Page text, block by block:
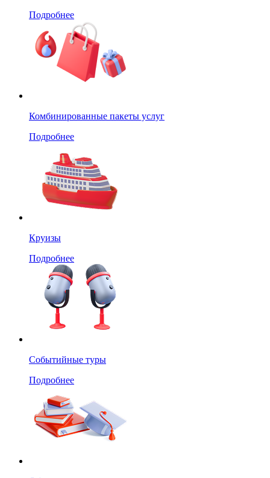
Подробнее
Комбинированные пакеты услуг
Подробнее
Круизы
Подробнее
Событийные туры
Подробнее